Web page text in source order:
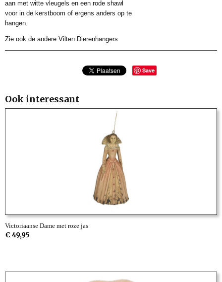
0 x 1,50 x 12 cm
aan met witte vleugels en een rode shawl
voor in de kerstboom of ergens anders op te
hangen.
Zie ook de andere Vilten Dierenhangers
Save
Ook interessant
Victoriaanse Dame met roze jas
€ 49,95